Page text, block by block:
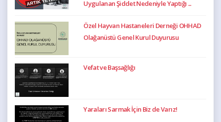
Uygulanan Şiddet Nedeniyle Yaptığı ...
Özel Hayvan Hastaneleri Derneği OHHAD
Olağanüstü Genel Kurul Duyurusu
Vefat ve Başsağlığı
Yaraları Sarmak İçin Biz de Varız!